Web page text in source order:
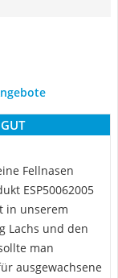
Fellnasen
ESP50062005
in unserem
Lachs und den
man
ausgewachsene